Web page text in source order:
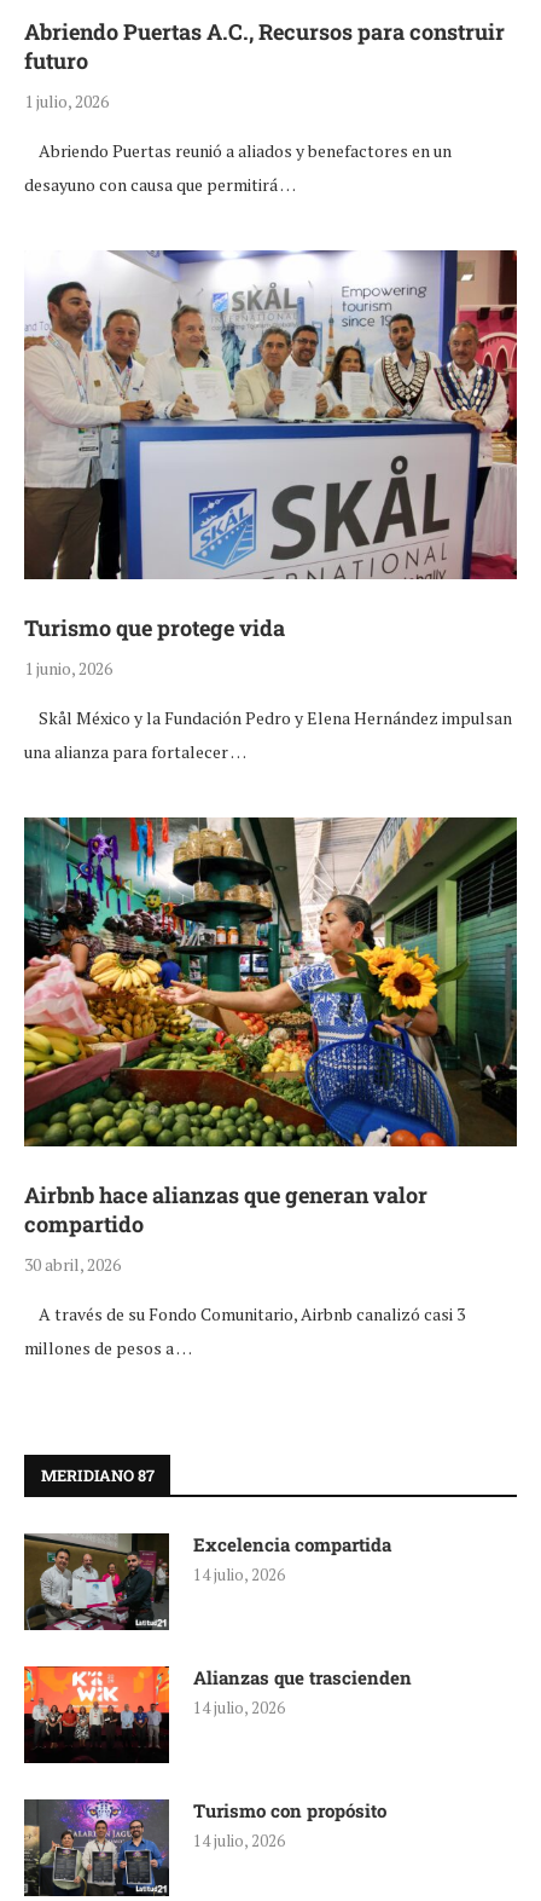
Abriendo Puertas A.C., Recursos para construir
futuro
1 julio, 2026
Abriendo Puertas reunió a aliados y benefactores en un
desayuno con causa que permitirá …
Turismo que protege vida
1 junio, 2026
Skål México y la Fundación Pedro y Elena Hernández impulsan
una alianza para fortalecer …
Airbnb hace alianzas que generan valor
compartido
30 abril, 2026
A través de su Fondo Comunitario, Airbnb canalizó casi 3
millones de pesos a …
MERIDIANO 87
Excelencia compartida
14 julio, 2026
Alianzas que trascienden
14 julio, 2026
Turismo con propósito
14 julio, 2026